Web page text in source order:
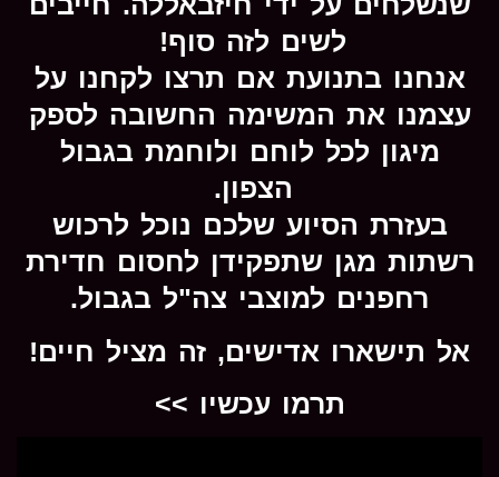
לשים לזה סוף!
אנחנו בתנועת אם תרצו לקחנו על
עצמנו את המשימה החשובה לספק
מיגון לכל לוחם ולוחמת בגבול
הצפון.
בעזרת הסיוע שלכם נוכל לרכוש
רשתות מגן שתפקידן לחסום חדירת
רחפנים למוצבי צה"ל בגבול.
אל תישארו אדישים, זה מציל חיים!
תרמו עכשיו >>